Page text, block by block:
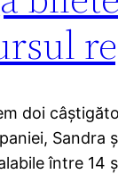
doi
Sandra
între 14